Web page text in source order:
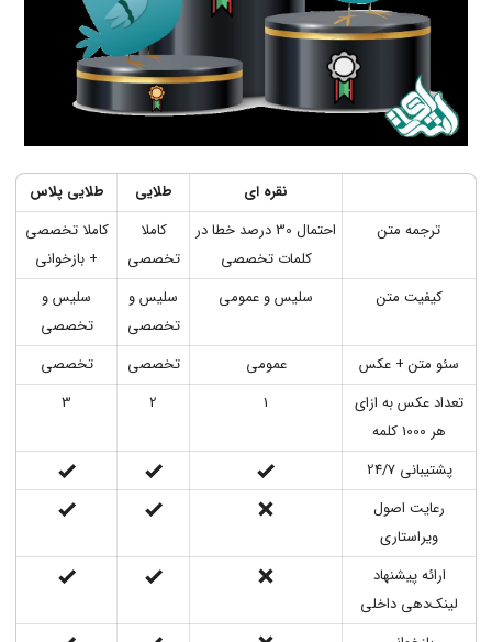
نقره ای طلایی
طلایی پلاس
ترجمه متن
احتمال 30 درصد خطا در
کلمات تخصصی
کاملا
تخصصی
کاملا تخصصی
+ بازخوانی
کیفیت متن
سلیس و عمومی
سلیس و
تخصصی
سلیس و
تخصصی
سئو متن + عکس
عمومی تخصصی
تخصصی
تعداد عکس به ازای
هر 1000 کلمه
1
2
3
پشتیبانی 24/7
رعایت اصول
ویراستاری
ارائه پیشنهاد
لینک‌دهی داخلی